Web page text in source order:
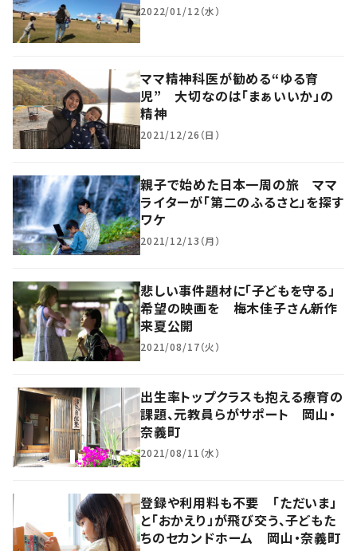
2022/01/12（水）
ママ精神科医が勧める“ゆる育
児” 大切なのは「まぁいいか」の
精神
2021/12/26（日）
親子で始めた日本一周の旅 ママ
ライターが「第二のふるさと」を探す
ワケ
2021/12/13（月）
悲しい事件題材に「子どもを守る」
希望の映画を 梅木佳子さん新作
来夏公開
2021/08/17（火）
出生率トップクラスも抱える療育の
課題、元教員らがサポート 岡山・
奈義町
2021/08/11（水）
登録や利用料も不要 「ただいま」
と「おかえり」が飛び交う、子どもた
ちのセカンドホーム 岡山・奈義町